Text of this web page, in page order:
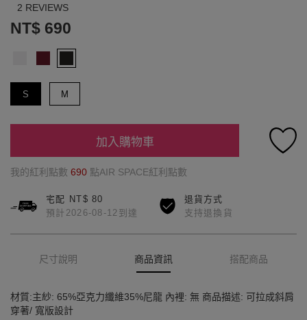
2 REVIEWS
NT$ 690
S M
加入購物車
我的紅利點數 690 點AIR SPACE紅利點數
宅配 NT$ 80
預計2026-08-12到達
退貨方式
支持退換貨
尺寸說明 商品資訊 搭配商品
材質:主紗: 65%亞克力纖維35%尼龍 內裡: 無 商品描述: 可拉成斜肩
穿著/ 寬版設計